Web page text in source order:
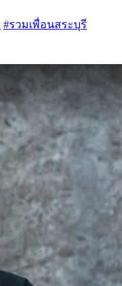
#รวมเพื่อนสระบุรี